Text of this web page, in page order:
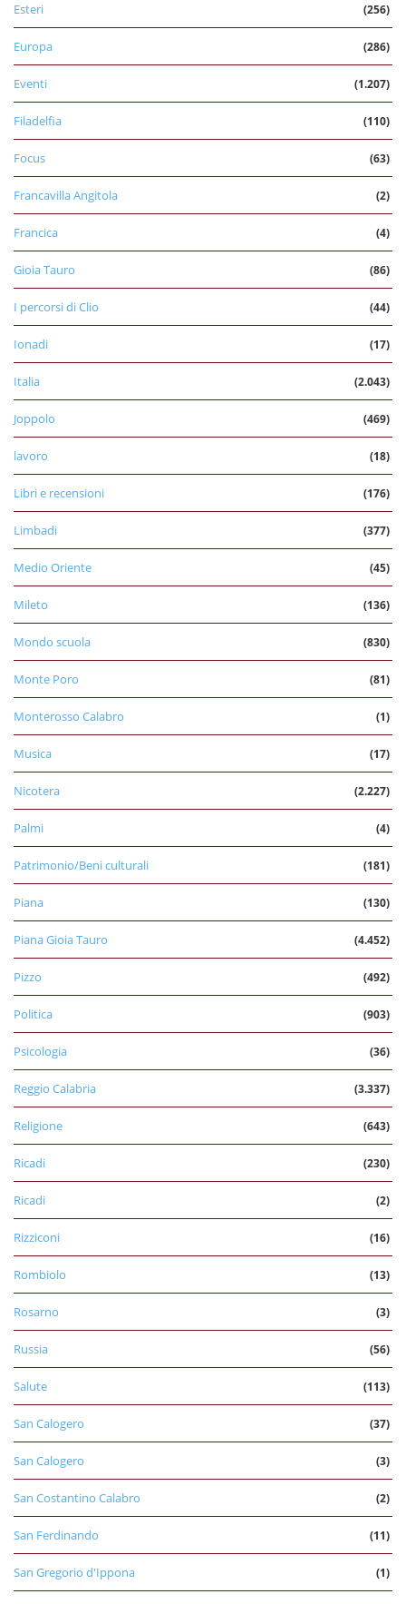
Esteri (256)
Europa (286)
Eventi (1.207)
Filadelfia (110)
Focus (63)
Francavilla Angitola (2)
Francica (4)
Gioia Tauro (86)
I percorsi di Clio (44)
Ionadi (17)
Italia (2.043)
Joppolo (469)
lavoro (18)
Libri e recensioni (176)
Limbadi (377)
Medio Oriente (45)
Mileto (136)
Mondo scuola (830)
Monte Poro (81)
Monterosso Calabro (1)
Musica (17)
Nicotera (2.227)
Palmi (4)
Patrimonio/Beni culturali (181)
Piana (130)
Piana Gioia Tauro (4.452)
Pizzo (492)
Politica (903)
Psicologia (36)
Reggio Calabria (3.337)
Religione (643)
Ricadi (230)
Ricadi (2)
Rizziconi (16)
Rombiolo (13)
Rosarno (3)
Russia (56)
Salute (113)
San Calogero (37)
San Calogero (3)
San Costantino Calabro (2)
San Ferdinando (11)
San Gregorio d'Ippona (1)